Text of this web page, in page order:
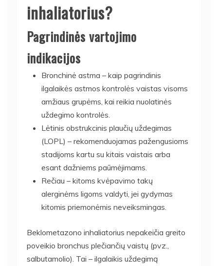
inhaliatorius?
Pagrindinės vartojimo
indikacijos
Bronchinė astma – kaip pagrindinis
ilgalaikės astmos kontrolės vaistas visoms
amžiaus grupėms, kai reikia nuolatinės
uždegimo kontrolės.
Lėtinis obstrukcinis plaučių uždegimas
(LOPL) – rekomenduojamas pažengusioms
stadijoms kartu su kitais vaistais arba
esant dažniems paūmėjimams.
Rečiau – kitoms kvėpavimo takų
alerginėms ligoms valdyti, jei gydymas
kitomis priemonėmis neveiksmingas.
Beklometazono inhaliatorius nepakeičia greito
poveikio bronchus plečiančių vaistų (pvz.,
salbutamolio). Tai – ilgalaikis uždegimą